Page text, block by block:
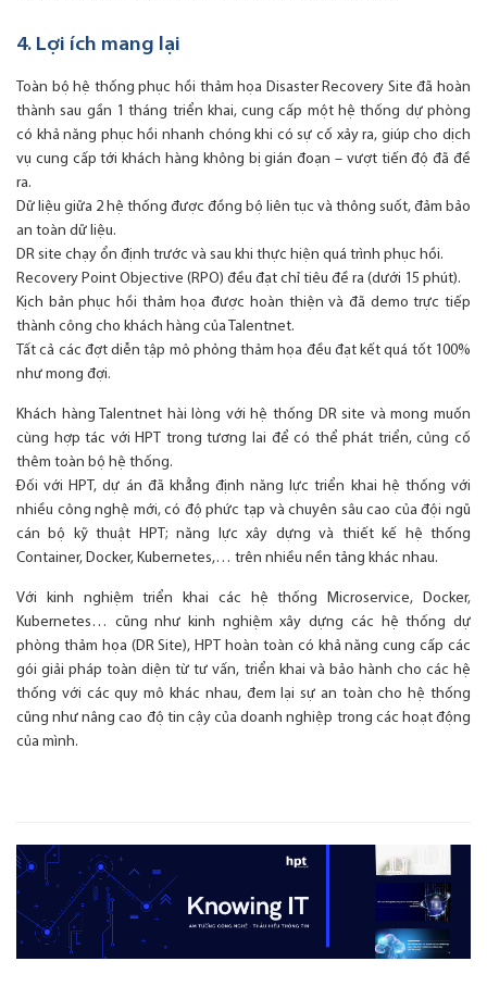
4. Lợi ích mang lại
Toàn bộ hệ thống phục hồi thảm họa Disaster Recovery Site đã hoàn
thành sau gần 1 tháng triển khai, cung cấp một hệ thống dự phòng
có khả năng phục hồi nhanh chóng khi có sự cố xảy ra, giúp cho dịch
vụ cung cấp tới khách hàng không bị gián đoạn – vượt tiến độ đã đề
ra.
Dữ liệu giữa 2 hệ thống được đồng bộ liên tục và thông suốt, đảm bảo
an toàn dữ liệu.
DR site chạy ổn định trước và sau khi thực hiện quá trình phục hồi.
Recovery Point Objective (RPO) đều đạt chỉ tiêu đề ra (dưới 15 phút).
Kịch bản phục hồi thảm họa được hoàn thiện và đã demo trực tiếp
thành công cho khách hàng của Talentnet.
Tất cả các đợt diễn tập mô phỏng thảm họa đều đạt kết quá tốt 100%
như mong đợi.
Khách hàng Talentnet hài lòng với hệ thống DR site và mong muốn
cùng hợp tác với HPT trong tương lai để có thể phát triển, củng cố
thêm toàn bộ hệ thống.
Đối với HPT, dự án đã khẳng định năng lực triển khai hệ thống với
nhiều công nghệ mới, có độ phức tạp và chuyên sâu cao của đội ngũ
cán bộ kỹ thuật HPT; năng lực xây dựng và thiết kế hệ thống
Container, Docker, Kubernetes,… trên nhiều nền tảng khác nhau.
Với kinh nghiệm triển khai các hệ thống Microservice, Docker,
Kubernetes… cũng như kinh nghiệm xây dựng các hệ thống dự
phòng thảm họa (DR Site), HPT hoàn toàn có khả năng cung cấp các
gói giải pháp toàn diện từ tư vấn, triển khai và bảo hành cho các hệ
thống với các quy mô khác nhau, đem lại sự an toàn cho hệ thống
cũng như nâng cao độ tin cậy của doanh nghiệp trong các hoạt động
của mình.